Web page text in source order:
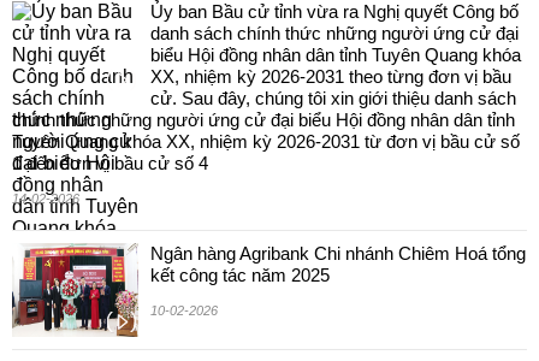
Ủy ban Bầu cử tỉnh vừa ra Nghị quyết Công bố
danh sách chính thức những người ứng cử đại
biểu Hội đồng nhân dân tỉnh Tuyên Quang khóa
XX, nhiệm kỳ 2026-2031 theo từng đơn vị bầu
cử. Sau đây, chúng tôi xin giới thiệu danh sách
chính thức những người ứng cử đại biểu Hội đồng nhân dân tỉnh
Tuyên Quang khóa XX, nhiệm kỳ 2026-2031 từ đơn vị bầu cử số
1 đến đơn vị bầu cử số 4
14-02-2026
Ngân hàng Agribank Chi nhánh Chiêm Hoá tổng
kết công tác năm 2025
10-02-2026